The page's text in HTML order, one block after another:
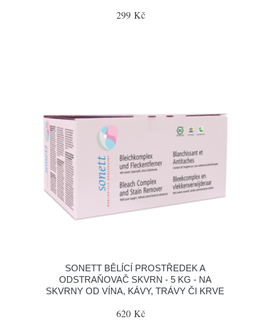
299 Kč
SONETT BĚLÍCÍ PROSTŘEDEK A
ODSTRAŇOVAČ SKVRN - 5 KG - NA
SKVRNY OD VÍNA, KÁVY, TRÁVY ČI KRVE
620 Kč